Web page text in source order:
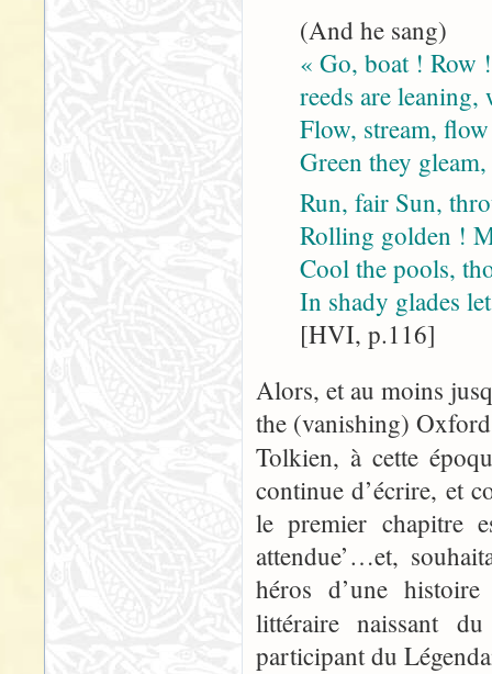
(And he sang)
« Go, boat ! Row
reeds are leaning,
Flow, stream,
Green they
Run, fair Sun,
Rolling golden !
Cool the pools,
In shady glades
[HVI, p.116]
Alors, et au moins
the (vanishing)
Tolkien, à cette
continue d’écrire, et
le premier chapitre
attendue’…et,
héros d’une
littéraire naissant
participant du